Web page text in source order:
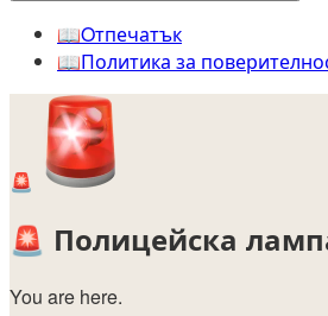
📖️Oтпечатък
📖️Политика за
🚨
🚨 Полицейска
You are here.